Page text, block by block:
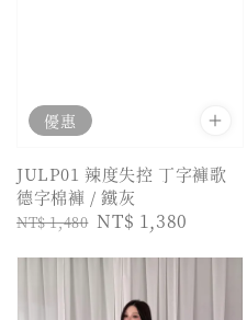
優惠
JULP01 辣度失控 丁字褲歌
德字棉褲 / 鐵灰
Regular
NT$ 1,480 Sale
NT$ 1,380